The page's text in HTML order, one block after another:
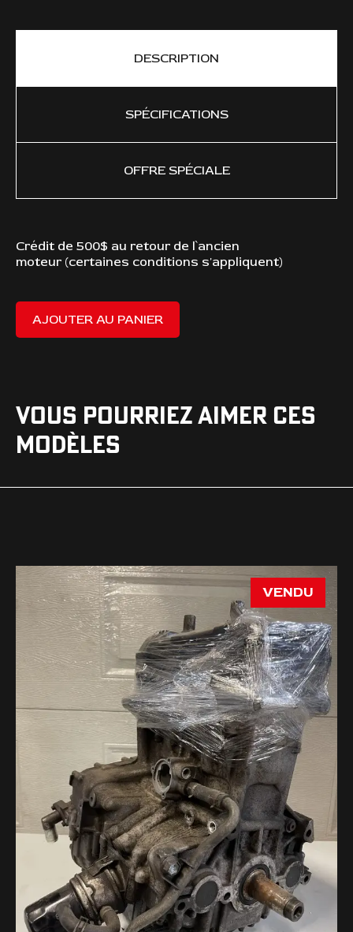
DESCRIPTION
SPÉCIFICATIONS
OFFRE SPÉCIALE
Crédit de 500$ au retour de l`ancien
moteur (certaines conditions s'appliquent)
AJOUTER AU PANIER
VOUS POURRIEZ AIMER CES
MODÈLES
VENDU